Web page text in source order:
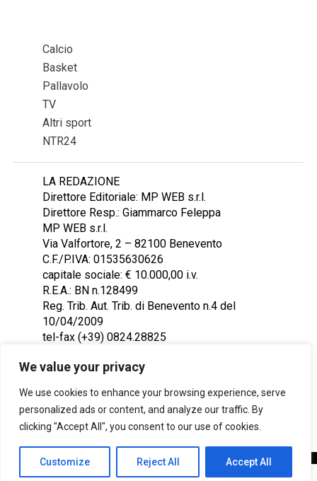
We value your privacy
We use cookies to enhance your browsing experience, serve
personalized ads or content, and analyze our traffic. By
clicking "Accept All", you consent to our use of cookies.
Customize Reject All Accept All
SHARE TWEET
Calcio
Basket
Pallavolo
TV
Altri sport
NTR24
LA REDAZIONE
Direttore Editoriale: MP WEB s.r.l.
Direttore Resp.: Giammarco Feleppa
MP WEB s.r.l.
Via Valfortore, 2 – 82100 Benevento
C.F./P.IVA: 01535630626
capitale sociale: € 10.000,00 i.v.
R.E.A.: BN n.128499
Reg. Trib. Aut. Trib. di Benevento n.4 del
10/04/2009
tel-fax (+39) 0824.28825